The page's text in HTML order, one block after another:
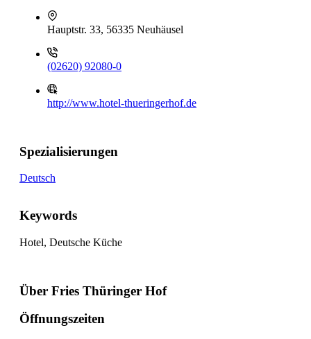
Hauptstr. 33, 56335 Neuhäusel
(02620) 92080-0
http://www.hotel-thueringerhof.de
Spezialisierungen
Deutsch
Keywords
Hotel, Deutsche Küche
Über Fries Thüringer Hof
Öffnungszeiten